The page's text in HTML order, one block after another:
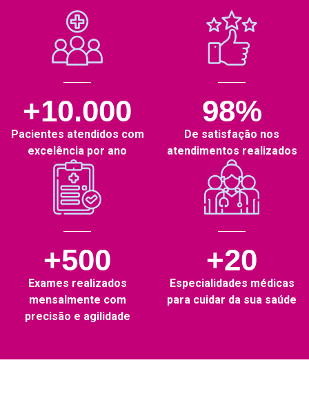
+10.000
Pacientes atendidos com
excelência por ano
98%
De satisfação nos
atendimentos realizados
+500
Exames realizados
mensalmente com
precisão e agilidade
+20
Especialidades médicas
para cuidar da sua saúde